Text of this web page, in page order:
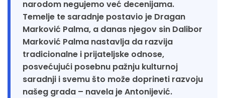
narodom negujemo već decenijama.
Temelje te saradnje postavio je Dragan
Marković Palma, a danas njegov sin Dalibor
Marković Palma nastavlja da razvija
tradicionalne i prijateljske odnose,
posvećujući posebnu pažnju kulturnoj
saradnji i svemu što može doprineti razvoju
našeg grada – navela je Antonijević.